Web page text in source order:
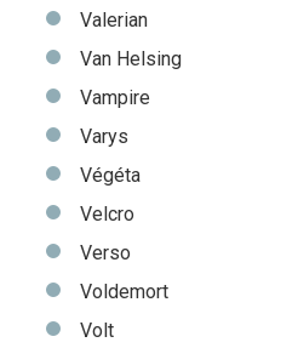
Valerian
Van Helsing
Vampire
Varys
Végéta
Velcro
Verso
Voldemort
Volt